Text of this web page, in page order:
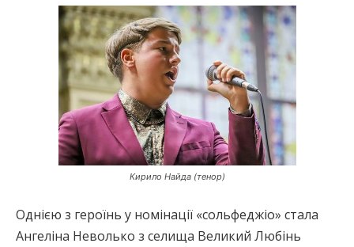
Кирило Найда (тенор)
Однією з героїнь у номінації «сольфеджіо» стала
Ангеліна Неволько з селища Великий Любінь